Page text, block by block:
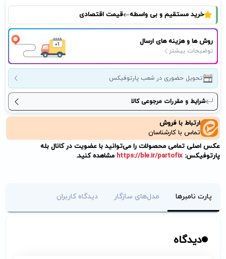
خرید مستقیم و بی واسطه قیمت اقتصادی
روش ها و هزینه های ارسال
توضیحات بیشتر
تحویل حضوری در شعب پارتوفیکس
شرایط و مقررات مرجوعی کالا
ارتباط با فروش
تماس با کارشناسان
عکس اصلی تمامی محصولات را می‌توانید با عضویت در کانال بله
پارتوفیکس: https://ble.ir/partofix مشاهده کنید.
پارت نامبرها مدل‌های سازگار دیدگاه کاربران
دیدگاه